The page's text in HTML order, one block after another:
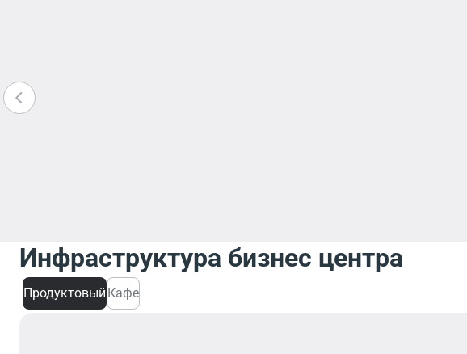
Инфраструктура бизнес центра
Продуктовый Кафе